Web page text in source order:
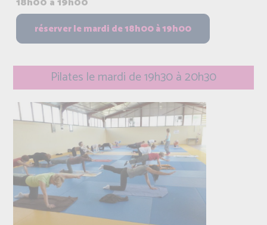
Pilates le mardi de 19h30 à 20h30